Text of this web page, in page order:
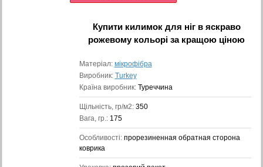
Купити килимок для ніг в яскраво
рожевому кольорі за кращою ціною
Матеріал: мікрофібра
Виробник: Turkey
Країна виробник: Туреччина
Щільність, гр/м2: 350
Вага, гр.: 175
Особливості: прорезиненная обратная сторона
коврика